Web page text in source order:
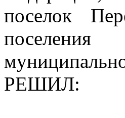
поселок
РЕШИЛ: